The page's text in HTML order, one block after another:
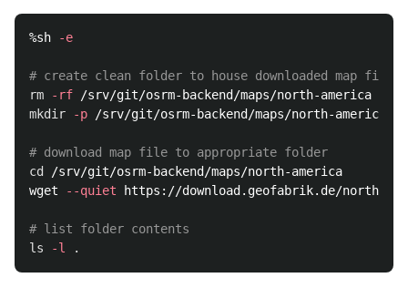
%sh -e
# create clean folder to house downloaded map file
rm
-rf
mkdir
-p /srv/git/osrm-backend/maps/north-america
# download map file to appropriate folder
cd
/srv/git/osrm-backend/maps/north-america
wget
--quiet https://download.geofabrik.de/north-
# list folder contents
ls
-l .